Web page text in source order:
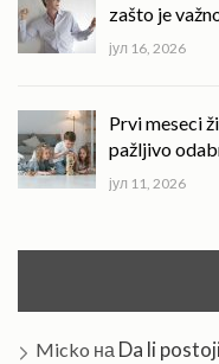
zašto je
јул 16, 2026
Prvi meseci
pažljivo
јул 11, 2026
Micko на Da li